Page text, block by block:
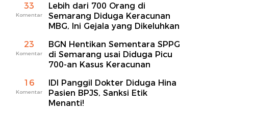
33
Komentar
Lebih dari 700 Orang di
Semarang Diduga Keracunan
MBG, Ini Gejala yang Dikeluhkan
23
Komentar
BGN Hentikan Sementara SPPG
di Semarang usai Diduga Picu
700-an Kasus Keracunan
16
Komentar
IDI Panggil Dokter Diduga Hina
Pasien BPJS, Sanksi Etik
Menanti!